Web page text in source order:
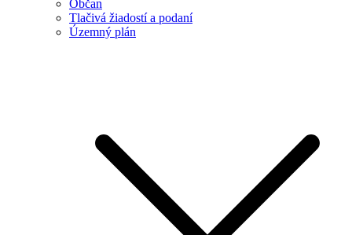
Občan
Tlačivá žiadostí a podaní
Územný plán